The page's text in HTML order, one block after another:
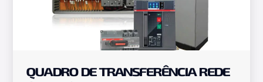
QUADRO DE TRANSFERÊNCIA REDE